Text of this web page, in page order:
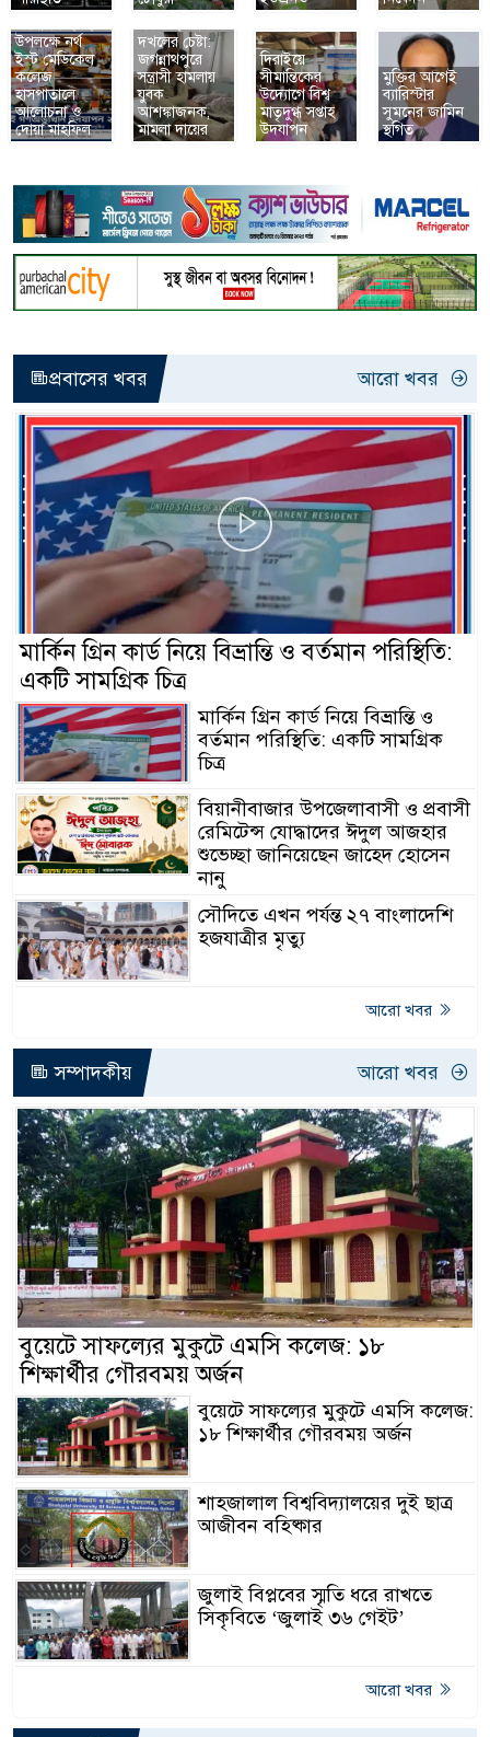
গণঅভ্যুত্থান
উপলক্ষে নর্থ
ইস্ট মেডিকেল
কলেজ
হাসপাতালে
আলোচনা ও
দোয়া মাহফিল
প্রবাসীর মৃত্যুর
দখলের চেষ্টা:
জগন্নাথপুরে
সন্ত্রাসী হামলায়
যুবক
আশঙ্কাজনক,
মামলা দায়ের
দিরাইয়ে
সীমান্তিকের
উদ্যোগে বিশ্ব
মাতৃদুগ্ধ সপ্তাহ
উদযাপন
মুক্তির আগেই
ব্যারিস্টার
সুমনের জামিন
স্থগিত
প্রবাসের খবর আরো খবর
মার্কিন গ্রিন কার্ড নিয়ে বিভ্রান্তি ও বর্তমান পরিস্থিতি:
একটি সামগ্রিক চিত্র
মার্কিন গ্রিন কার্ড নিয়ে বিভ্রান্তি ও
বর্তমান পরিস্থিতি: একটি সামগ্রিক
চিত্র
বিয়ানীবাজার উপজেলাবাসী ও প্রবাসী
রেমিটেন্স যোদ্ধাদের ঈদুল আজহার
শুভেচ্ছা জানিয়েছেন জাহেদ হোসেন
নানু
সৌদিতে এখন পর্যন্ত ২৭ বাংলাদেশি
হজযাত্রীর মৃত্যু
আরো খবর
সম্পাদকীয় আরো খবর
বুয়েটে সাফল্যের মুকুটে এমসি কলেজ: ১৮
শিক্ষার্থীর গৌরবময় অর্জন
বুয়েটে সাফল্যের মুকুটে এমসি কলেজ:
১৮ শিক্ষার্থীর গৌরবময় অর্জন
শাহজালাল বিশ্ববিদ্যালয়ের দুই ছাত্র
আজীবন বহিষ্কার
জুলাই বিপ্লবের স্মৃতি ধরে রাখতে
সিকৃবিতে ‘জুলাই ৩৬ গেইট’
আরো খবর